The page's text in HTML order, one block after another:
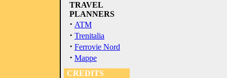
TRAVEL
PLANNERS
· ATM
· Trenitalia
· Ferrovie Nord
· Mappe
CREDITS